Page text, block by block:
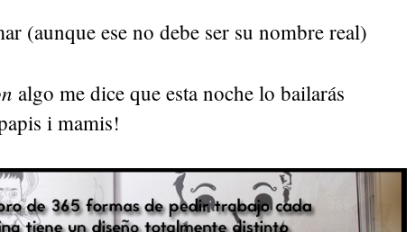
(aunque ese no debe ser su nombre real)
algo me dice que esta noche lo bailarás
i mamis!